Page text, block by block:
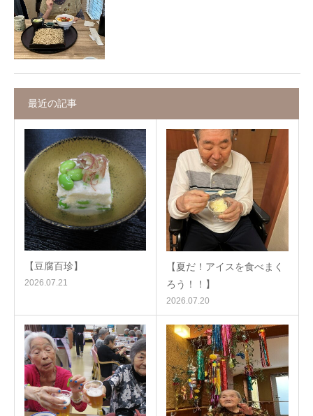
最近の記事
【豆腐百珍】
2026.07.21
【夏だ！アイスを食べまく
ろう！！】
2026.07.20